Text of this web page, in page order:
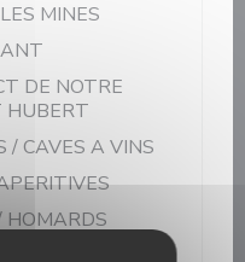
MINES
DE NOTRE
HUBERT
/ CAVES A VINS
HOMARDS